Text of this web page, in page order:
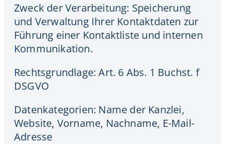
Zweck der Verarbeitung: Speicherung
und Verwaltung Ihrer Kontaktdaten zur
Führung einer Kontaktliste und internen
Kommunikation.
Rechtsgrundlage: Art. 6 Abs. 1 Buchst. f
DSGVO
Datenkategorien: Name der Kanzlei,
Website, Vorname, Nachname, E-Mail-
Adresse